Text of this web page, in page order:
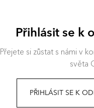
Přihlásit se k
Přejete si zůstat s námi v
světa
PŘIHLÁSIT SE K